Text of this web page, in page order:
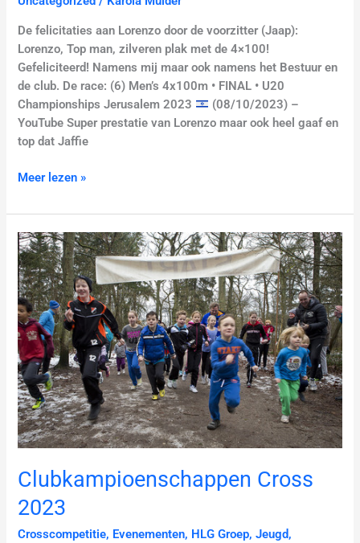
De felicitaties aan Lorenzo door de voorzitter (Jaap):
Lorenzo, Top man, zilveren plak met de 4×100!
Gefeliciteerd! Namens mij maar ook namens het Bestuur en
de club. De race: (6) Men’s 4x100m • FINAL • U20
Championships Jerusalem 2023
(08/10/2023) –
YouTube Super prestatie van Lorenzo maar ook heel gaaf en
top dat Jaffie
Meer lezen »
Clubkampioenschappen Cross
2023
Crosscompetitie, Evenementen, HLG Groep,Jeugd,
Clubkampioenschappen
Cross
2023